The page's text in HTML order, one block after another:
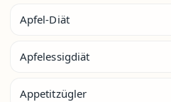
Apfel-Diät
Apfelessigdiät
Appetitzügler